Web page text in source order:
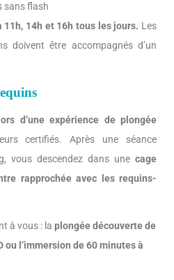
sans flash
14h et 16h tous les jours. Les
doivent être accompagnés d’un
d’une expérience de plongée
certifiés. Après une séance
vous descendez dans une cage
rapprochée avec les requins-
à vous : la plongée découverte de
ou l’immersion de 60 minutes à